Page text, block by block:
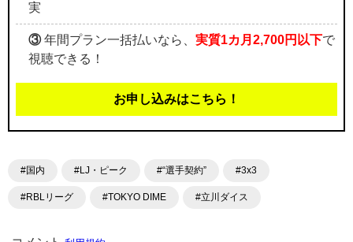
実
③年間プラン一括払いなら、 実質1カ月2,700円以下で
視聴できる！
お申し込みはこちら！
#国内 #LJ・ピーク #“選手契約” #3x3
#RBLリーグ #TOKYO DIME #立川ダイス